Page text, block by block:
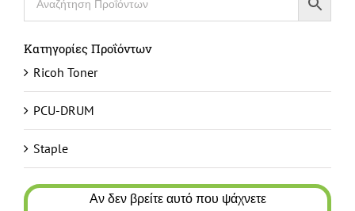
Κατηγορίες Προΐόντων
Ricoh Toner
PCU-DRUM
Staple
Αν δεν βρείτε αυτό που ψάχνετε